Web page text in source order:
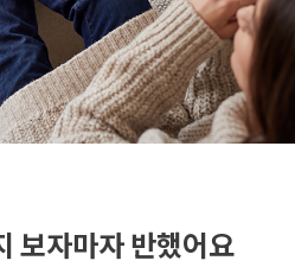
보자마자 반했어요